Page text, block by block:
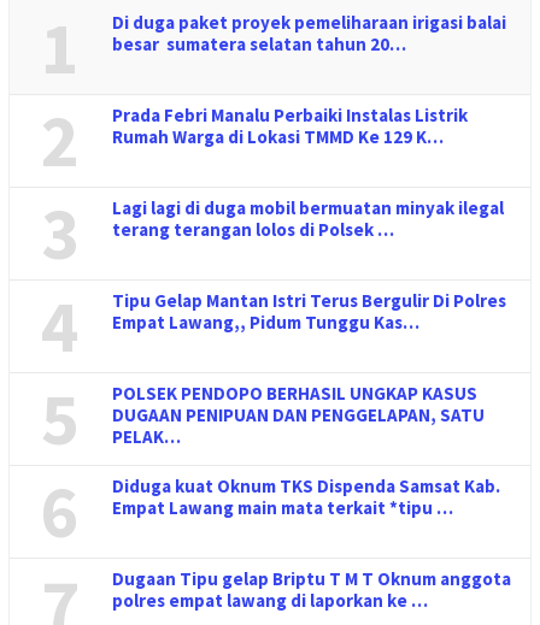
1
Di duga paket proyek pemeliharaan irigasi balai
besar sumatera selatan tahun 20…
2
Prada Febri Manalu Perbaiki Instalas Listrik
Rumah Warga di Lokasi TMMD Ke 129 K…
3
Lagi lagi di duga mobil bermuatan minyak ilegal
terang terangan lolos di Polsek …
4
Tipu Gelap Mantan Istri Terus Bergulir Di Polres
Empat Lawang,, Pidum Tunggu Kas…
5
POLSEK PENDOPO BERHASIL UNGKAP KASUS
DUGAAN PENIPUAN DAN PENGGELAPAN, SATU
PELAK…
6
Diduga kuat Oknum TKS Dispenda Samsat Kab.
Empat Lawang main mata terkait *tipu …
7
Dugaan Tipu gelap Briptu T M T Oknum anggota
polres empat lawang di laporkan ke …